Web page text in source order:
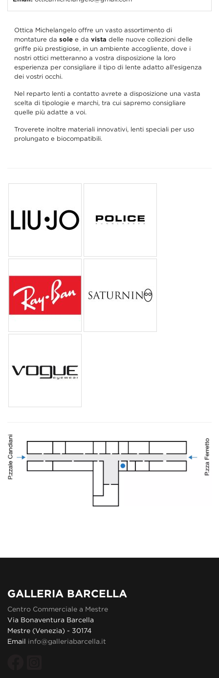
Ottica Michelangelo offre un vasto assortimento di
montature da sole e da vista delle nuove collezioni delle
griffe più prestigiose, in un ambiente accogliente, dove i
nostri ottici metteranno a vostra disposizione la loro
esperienza per consigliare il tipo di lente adatto all'esigenza
dei vostri occhi.
Nel reparto lenti a contatto avrete a disposizione una vasta
scelta di tipologie e marchi, tra cui sapremo consigliare
quelle più adatte a voi.
Troverete inoltre materiali innovativi, lenti speciali per uso
prolungato e biocompatibili.
GALLERIA BARCELLA
Centro Commerciale a Mestre
Via Bonaventura Barcella
Mestre (Venezia) - 30174
Email info@galleriabarcella.it